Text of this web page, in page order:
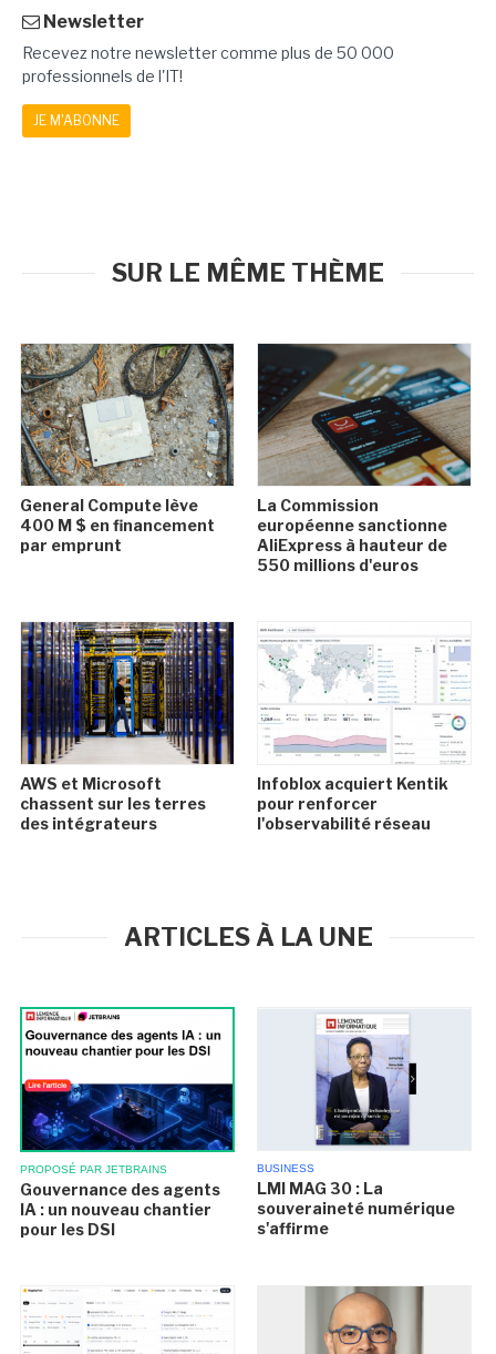
Newsletter
Recevez notre newsletter comme plus de 50 000
professionnels de l'IT!
JE M'ABONNE
SUR LE MÊME THÈME
General Compute lève
400 M $ en financement
par emprunt
La Commission
européenne sanctionne
AliExpress à hauteur de
550 millions d'euros
AWS et Microsoft
chassent sur les terres
des intégrateurs
Infoblox acquiert Kentik
pour renforcer
l'observabilité réseau
ARTICLES À LA UNE
PROPOSÉ PAR JETBRAINS
Gouvernance des agents
IA : un nouveau chantier
pour les DSI
BUSINESS
LMI MAG 30 : La
souveraineté numérique
s'affirme